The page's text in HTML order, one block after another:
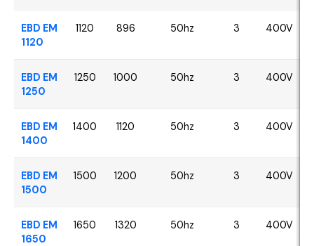
EBD EM
1120
1120 896 50hz 3 400V
EBD EM
1250
1250 1000 50hz 3 400V
EBD EM
1400
1400 1120 50hz 3 400V
EBD EM
1500
1500 1200 50hz 3 400V
EBD EM
1650
1650 1320 50hz 3 400V